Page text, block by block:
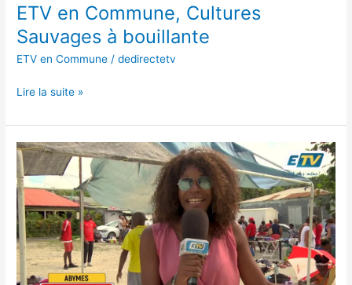
ETV en Commune, Cultures
Sauvages à bouillante
ETV en Commune /dedirectetv
Lire la suite »
ETV
en
Commune,
Gratiferia
aux
Abymes